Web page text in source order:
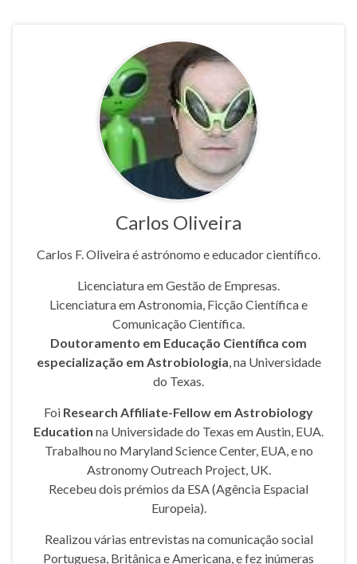
Carlos Oliveira
Carlos F. Oliveira é astrónomo e educador científico.
Licenciatura em Gestão de Empresas.
Licenciatura em Astronomia, Ficção Científica e
Comunicação Científica.
Doutoramento em Educação Científica com
especialização em Astrobiologia, na Universidade
do Texas.
Foi Research Affiliate-Fellow em Astrobiology
Education na Universidade do Texas em Austin, EUA.
Trabalhou no Maryland Science Center, EUA, e no
Astronomy Outreach Project, UK.
Recebeu dois prémios da ESA (Agência Espacial
Europeia).
Realizou várias entrevistas na comunicação social
Portuguesa, Britânica e Americana, e fez inúmeras